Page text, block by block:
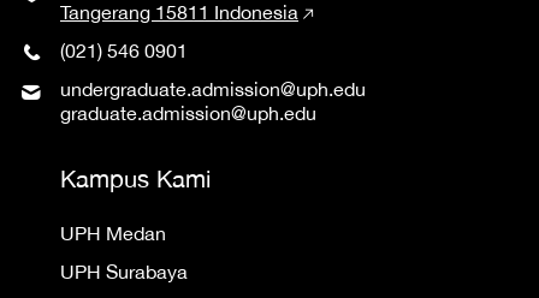
Tangerang 15811 Indonesia
(021) 546 0901
undergraduate.admission@uph.edu
graduate.admission@uph.edu
Kampus Kami
UPH Medan
UPH Surabaya